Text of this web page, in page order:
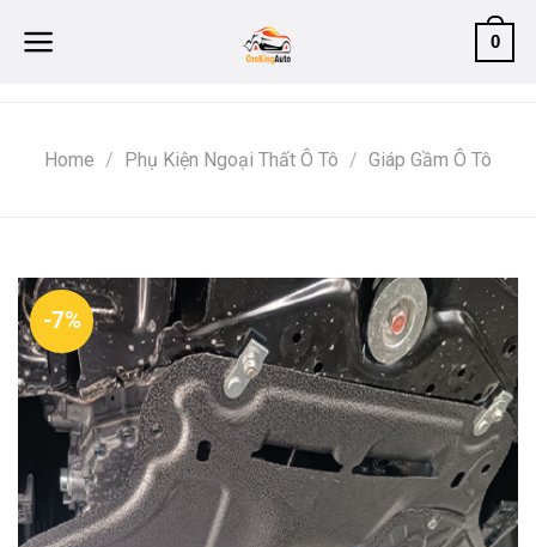
0
Home / Phụ Kiện Ngoại Thất Ô Tô / Giáp Gầm Ô Tô
-7%